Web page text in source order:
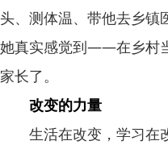
头、测体温、带他去乡镇
她真实感觉到——在乡村
家长了。
改变的力量
生活在改变，学习在